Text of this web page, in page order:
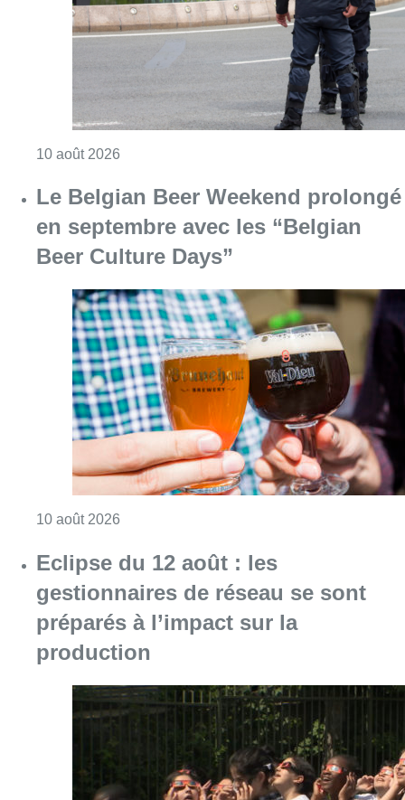
10 août 2026
Le Belgian Beer Weekend prolongé
en septembre avec les “Belgian
Beer Culture Days”
10 août 2026
Eclipse du 12 août : les
gestionnaires de réseau se sont
préparés à l’impact sur la
production